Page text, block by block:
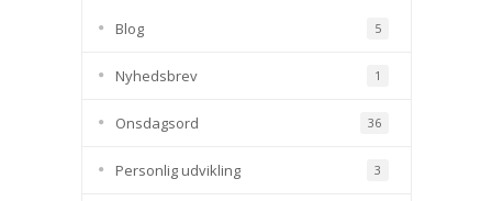
Blog 5
Nyhedsbrev 1
Onsdagsord 36
Personlig udvikling 3